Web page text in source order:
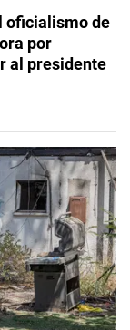
oficialismo de
por
al presidente